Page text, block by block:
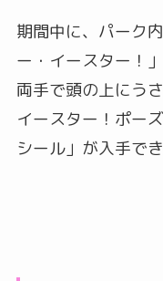
期間中に、パーク
ー・イースター！
両手で頭の上にう
イースター！ポー
シール」が入手で